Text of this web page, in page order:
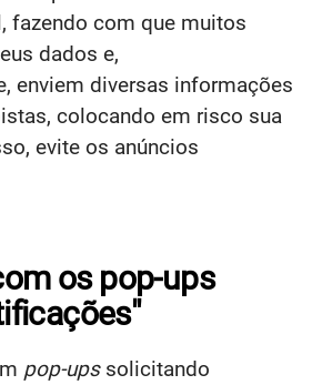
fazendo com que muitos
dados e,
enviem diversas informações
colocando em risco sua
evite os anúncios
os pop-ups
pop-upssolicitando